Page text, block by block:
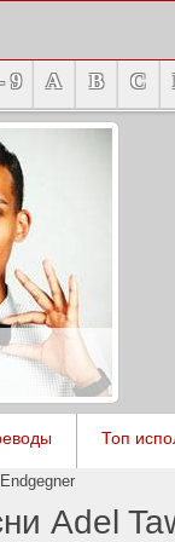
9 A B C
Топ
Endgegner
Adel